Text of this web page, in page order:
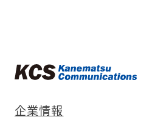
企業情報